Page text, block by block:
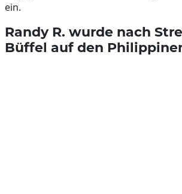
ein.
Randy R. wurde nach
Büffel auf den